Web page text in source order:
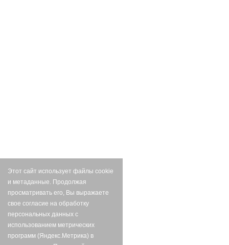
Этот сайт использует файлы cookie
и метаданные. Продолжая
просматривать его, Вы выражаете
свое согласие на обработку
персональных данных с
использованием метрических
программ (Яндекс.Метрика) в